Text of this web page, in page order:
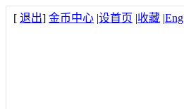
[ 退出] 金币中心 |设首页 |收藏 |Eng